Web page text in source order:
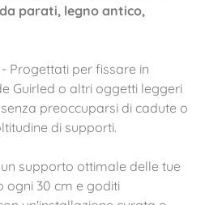
parati, legno antico,
- Progettati per fissare in
Guirled o altri oggetti leggeri
preoccuparsi di cadute o
di supporti.
un supporto ottimale delle tue
ogni 30 cm e goditi